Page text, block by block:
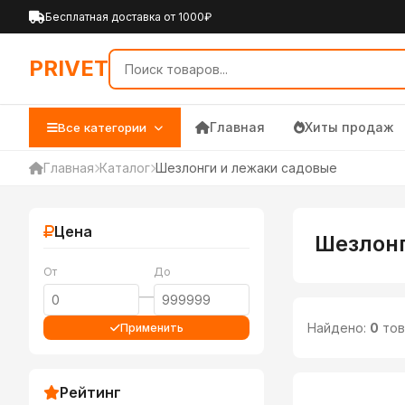
PRIVET — Каталог товаров
Бесплатная доставка от 1000₽
PRIVET
Все категории Главная Хиты продаж
Главная Каталог Шезлонги и лежаки садовые
Цена
От
—
До
Применить
Рейтинг
Найдено: 0